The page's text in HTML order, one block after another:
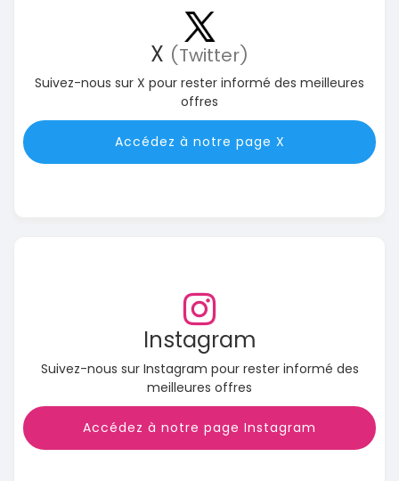
X (Twitter)
Suivez-nous sur X pour rester informé des meilleures
offres
Accédez à notre page X
Instagram
Suivez-nous sur Instagram pour rester informé des
meilleures offres
Accédez à notre page Instagram